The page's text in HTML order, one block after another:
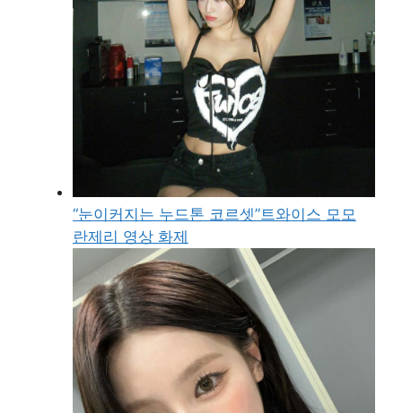
“눈이커지는 누드톤 코르셋”트와이스 모모
란제리 영상 화제